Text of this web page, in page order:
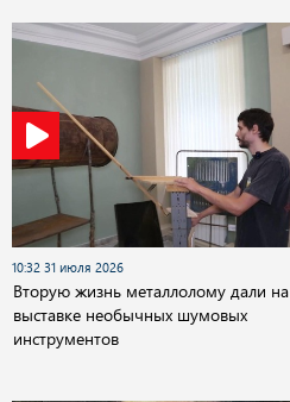
10:32 31 июля 2026
Вторую жизнь металлолому дали на
выставке необычных шумовых
инструментов